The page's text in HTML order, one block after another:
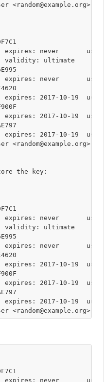
<random@example.org>
expires: never
validity: ultimate
expires: never
expires: 2017-10-19
expires: 2017-10-19
expires: 2017-10-19
<random@example.org>
the key:
expires: never
validity: ultimate
expires: never
expires: 2017-10-19
expires: 2017-10-19
expires: 2017-10-19
expires: never